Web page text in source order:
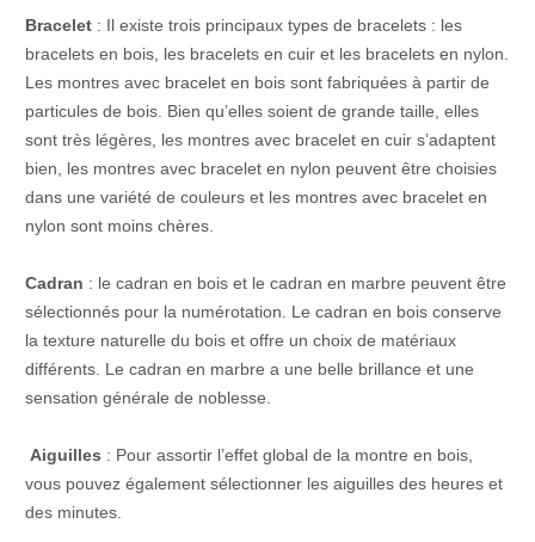
Bracelet: Il existe trois principaux types de bracelets : les
bracelets en bois, les bracelets en cuir et les bracelets en nylon.
Les montres avec bracelet en bois sont fabriquées à partir de
particules de bois. Bien qu’elles soient de grande taille, elles
sont très légères, les montres avec bracelet en cuir s’adaptent
bien, les montres avec bracelet en nylon peuvent être choisies
dans une variété de couleurs et les montres avec bracelet en
nylon sont moins chères.
Cadran : le cadran en bois et le cadran en marbre peuvent être
sélectionnés pour la numérotation. Le cadran en bois conserve
la texture naturelle du bois et offre un choix de matériaux
différents. Le cadran en marbre a une belle brillance et une
sensation générale de noblesse.
Aiguilles : Pour assortir l’effet global de la montre en bois,
vous pouvez également sélectionner les aiguilles des heures et
des minutes.